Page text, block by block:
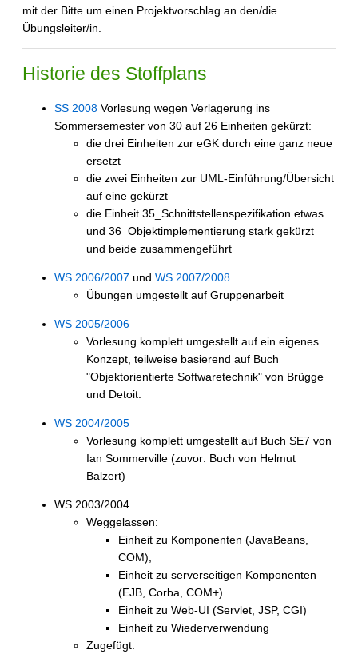
mit der Bitte um einen Projektvorschlag an den/die
Übungsleiter/in.
Historie des Stoffplans
SS 2008 Vorlesung wegen Verlagerung ins
Sommersemester von 30 auf 26 Einheiten gekürzt:
die drei Einheiten zur eGK durch eine ganz neue
ersetzt
die zwei Einheiten zur UML-Einführung/Übersicht
auf eine gekürzt
die Einheit 35_Schnittstellenspezifikation etwas
und 36_Objektimplementierung stark gekürzt
und beide zusammengeführt
WS 2006/2007 und WS 2007/2008
Übungen umgestellt auf Gruppenarbeit
WS 2005/2006
Vorlesung komplett umgestellt auf ein eigenes
Konzept, teilweise basierend auf Buch
"Objektorientierte Softwaretechnik" von Brügge
und Detoit.
WS 2004/2005
Vorlesung komplett umgestellt auf Buch SE7 von
Ian Sommerville (zuvor: Buch von Helmut
Balzert)
WS 2003/2004
Weggelassen:
Einheit zu Komponenten (JavaBeans,
COM);
Einheit zu serverseitigen Komponenten
(EJB, Corba, COM+)
Einheit zu Web-UI (Servlet, JSP, CGI)
Einheit zu Wiederverwendung
Zugefügt: